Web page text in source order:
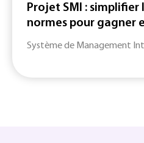
Projet SMI : simplifier
normes pour gagner
Système de Management